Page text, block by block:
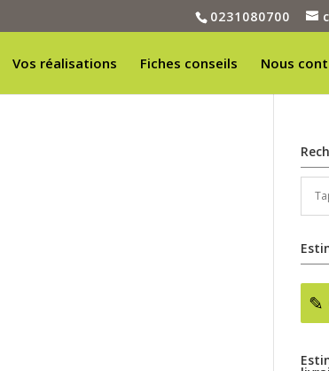
0231080700
Vos réalisations Fiches conseils Nous
✎